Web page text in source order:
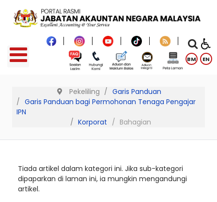
BM EN
Pekeliling
Garis Panduan
Garis Panduan bagi Permohonan Tenaga Pengajar
IPN
Korporat
Bahagian
Tiada artikel dalam kategori ini. Jika sub-kategori
dipaparkan di laman ini, ia mungkin mengandungi
artikel.